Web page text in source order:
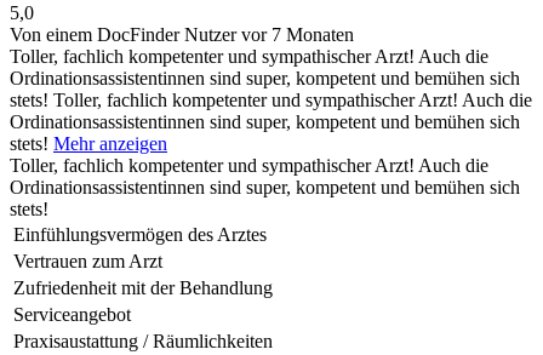
5,0
Von einem DocFinder Nutzervor 7 Monaten
Toller, fachlich kompetenter und sympathischer Arzt! Auch die
Ordinationsassistentinnen sind super, kompetent und bemühen sich
stets! Toller, fachlich kompetenter und sympathischer Arzt! Auch die
Ordinationsassistentinnen sind super, kompetent und bemühen sich
stets! Mehr anzeigen
Toller, fachlich kompetenter und sympathischer Arzt! Auch die
Ordinationsassistentinnen sind super, kompetent und bemühen sich
stets!
Einfühlungsvermögen des Arztes
Vertrauen zum Arzt
Zufriedenheit mit der Behandlung
Serviceangebot
Praxisaustattung / Räumlichkeiten